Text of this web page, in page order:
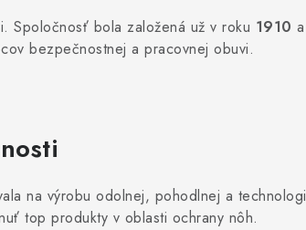
Spoločnosť bola založená už v roku 1910
bezpečnostnej a pracovnej obuvi.
na výrobu odolnej, pohodlnej a
top produkty v oblasti ochrany nôh.